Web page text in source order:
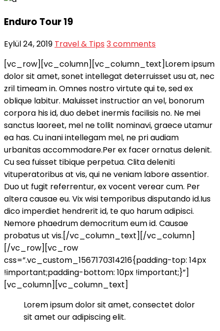
Enduro Tour 19
Eylül 24, 2019 Travel & Tips 3 comments
[vc_row][vc_column][vc_column_text]Lorem ipsum
dolor sit amet, sonet intellegat deterruisset usu at, nec
zril timeam in. Omnes nostro virtute qui te, sed ex
oblique labitur. Maluisset instructior an vel, bonorum
corpora his id, duo debet inermis facilisis no. Ne mei
sanctus laoreet, mel ne tollit nominavi, graece utamur
ea has. Cu inani intellegam mel, ne pri audiam
urbanitas accommodare.Per ex facer ornatus delenit.
Cu sea fuisset tibique perpetua. Clita deleniti
vituperatoribus at vis, qui ne veniam labore assentior.
Duo ut fugit referrentur, ex vocent verear cum. Per
altera causae eu. Vix wisi temporibus disputando id.Ius
dico imperdiet hendrerit id, te quo harum adipisci.
Nemore phaedrum democritum eum id. Causae
probatus ut vis.[/vc_column_text][/vc_column]
[/vc_row][vc_row
css=”.vc_custom_1567170314216{padding-top: 14px
!important;padding-bottom: 10px !important;}”]
[vc_column][vc_column_text]
Lorem ipsum dolor sit amet, consectet dolor
sit amet our adipiscing elit.